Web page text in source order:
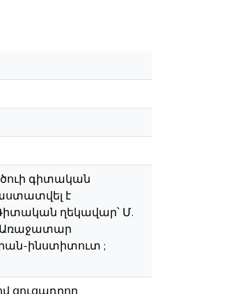
գիտական
է
ղեկավար՝ Մ.
Առաջատար
ինստիտուտ ;